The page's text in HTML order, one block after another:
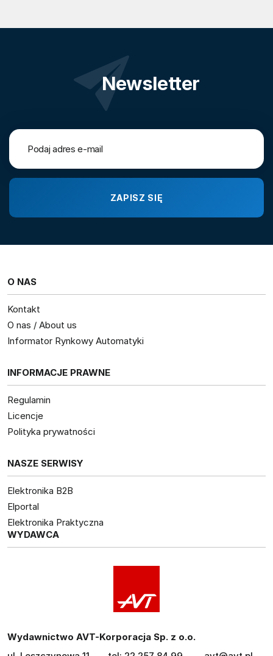
Newsletter
O NAS
Kontakt
O nas / About us
Informator Rynkowy Automatyki
INFORMACJE PRAWNE
Regulamin
Licencje
Polityka prywatności
NASZE SERWISY
Elektronika B2B
Elportal
Elektronika Praktyczna
WYDAWCA
Wydawnictwo AVT-Korporacja Sp. z o.o.